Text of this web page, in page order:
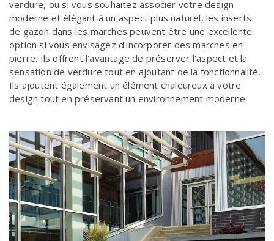
verdure, ou si vous souhaitez associer votre design
moderne et élégant à un aspect plus naturel, les inserts
de gazon dans les marches peuvent être une excellente
option si vous envisagez d'incorporer des marches en
pierre. Ils offrent l'avantage de préserver l'aspect et la
sensation de verdure tout en ajoutant de la fonctionnalité.
Ils ajoutent également un élément chaleureux à votre
design tout en préservant un environnement moderne.